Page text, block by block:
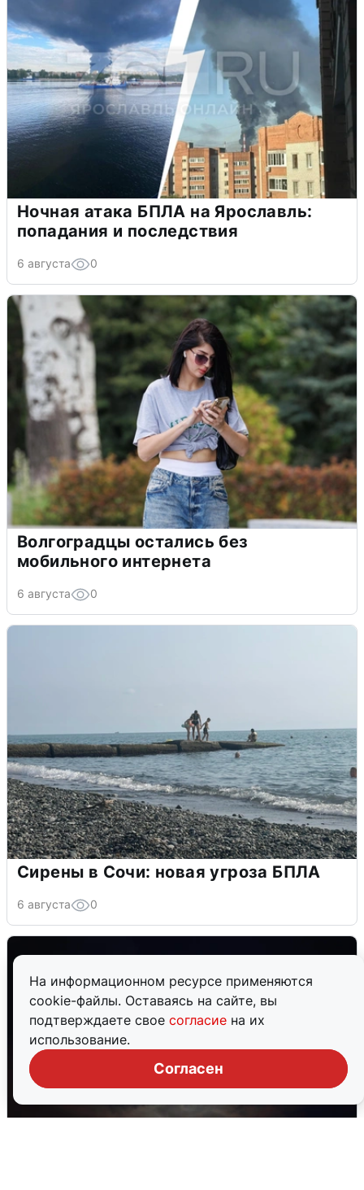
На информационном ресурсе применяются
cookie-файлы. Оставаясь на сайте, вы
подтверждаете свое согласие на их
использование.
Согласен
Ночная атака БПЛА на Ярославль:
попадания и последствия
6 августа 0
Волгоградцы остались без
мобильного интернета
6 августа 0
Сирены в Сочи: новая угроза БПЛА
6 августа 0